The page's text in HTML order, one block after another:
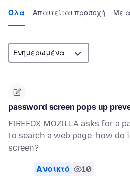
Όλα Απαιτείται προσοχή Με
password screen pops up
FIREFOX MOZILLA asks for a
to search a web page. how
screen?
Ανοικτό 10